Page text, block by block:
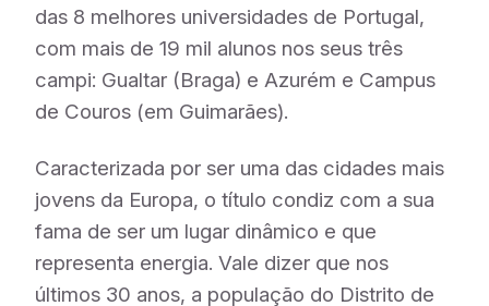
das 8 melhores universidades de Portugal,
com mais de 19 mil alunos nos seus três
campi: Gualtar (Braga) e Azurém e Campus
de Couros (em Guimarães).
Caracterizada por ser uma das cidades mais
jovens da Europa, o título condiz com a sua
fama de ser um lugar dinâmico e que
representa energia. Vale dizer que nos
últimos 30 anos, a população do Distrito de